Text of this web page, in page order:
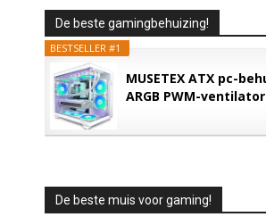
De beste gamingbehuizing!
BESTSELLER #1
MUSETEX ATX pc-
ARGB PWM-
De beste muis voor gaming!